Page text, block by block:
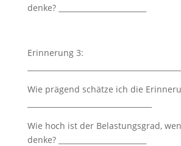
denke? ________________________
Erinnerung 3:
Wie prägend schätze ich die
Wie hoch ist der Belastungsgrad,
denke? ________________________